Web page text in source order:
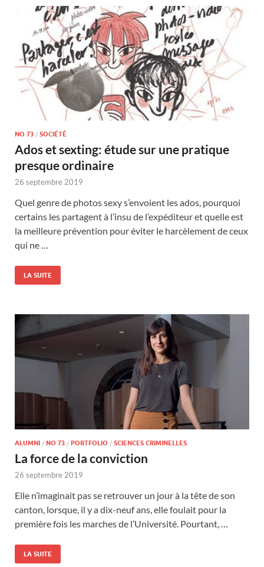
NO 73 / SOCIÉTÉ
Ados et sexting: étude sur une pratique
presque ordinaire
26 septembre 2019
Quel genre de photos sexy s’envoient les ados, pourquoi
certains les partagent à l’insu de l’expéditeur et quelle est
la meilleure prévention pour éviter le harcèlement de ceux
qui ne …
LA SUITE
ALUMNI / NO 73 / PORTFOLIO / SCIENCES CRIMINELLES
La force de la conviction
26 septembre 2019
Elle n’imaginait pas se retrouver un jour à la tête de son
canton, lorsque, il y a dix-neuf ans, elle foulait pour la
première fois les marches de l’Université. Pourtant, …
LA SUITE